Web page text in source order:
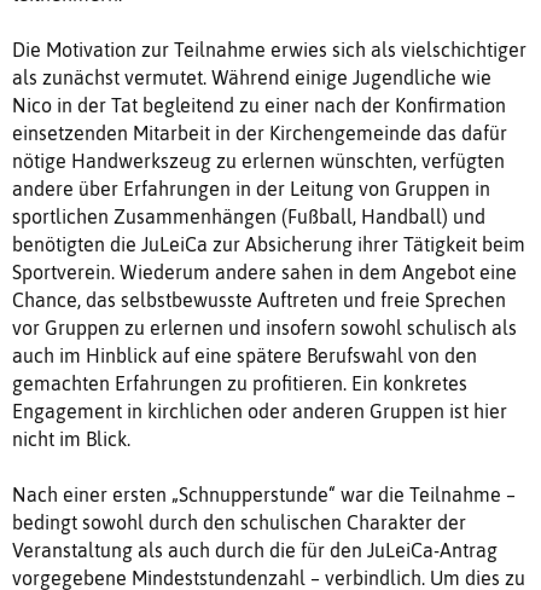
Die Motivation zur Teilnahme erwies sich als vielschichtiger
als zunächst vermutet. Während einige Jugendliche wie
Nico in der Tat begleitend zu einer nach der Konfirmation
einsetzenden Mitarbeit in der Kirchengemeinde das dafür
nötige Handwerkszeug zu erlernen wünschten, verfügten
andere über Erfahrungen in der Leitung von Gruppen in
sportlichen Zusammenhängen (Fußball, Handball) und
benötigten die JuLeiCa zur Absicherung ihrer Tätigkeit beim
Sportverein. Wiederum andere sahen in dem Angebot eine
Chance, das selbstbewusste Auftreten und freie Sprechen
vor Gruppen zu erlernen und insofern sowohl schulisch als
auch im Hinblick auf eine spätere Berufswahl von den
gemachten Erfahrungen zu profitieren. Ein konkretes
Engagement in kirchlichen oder anderen Gruppen ist hier
nicht im Blick.
Nach einer ersten „Schnupperstunde“ war die Teilnahme –
bedingt sowohl durch den schulischen Charakter der
Veranstaltung als auch durch die für den JuLeiCa-Antrag
vorgegebene Mindeststundenzahl – verbindlich. Um dies zu